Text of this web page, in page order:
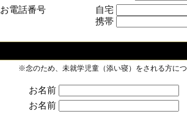
お電話番号
自宅
携帯
※念のため、未就学児童（添い寝）をされる方に
お名前
お名前